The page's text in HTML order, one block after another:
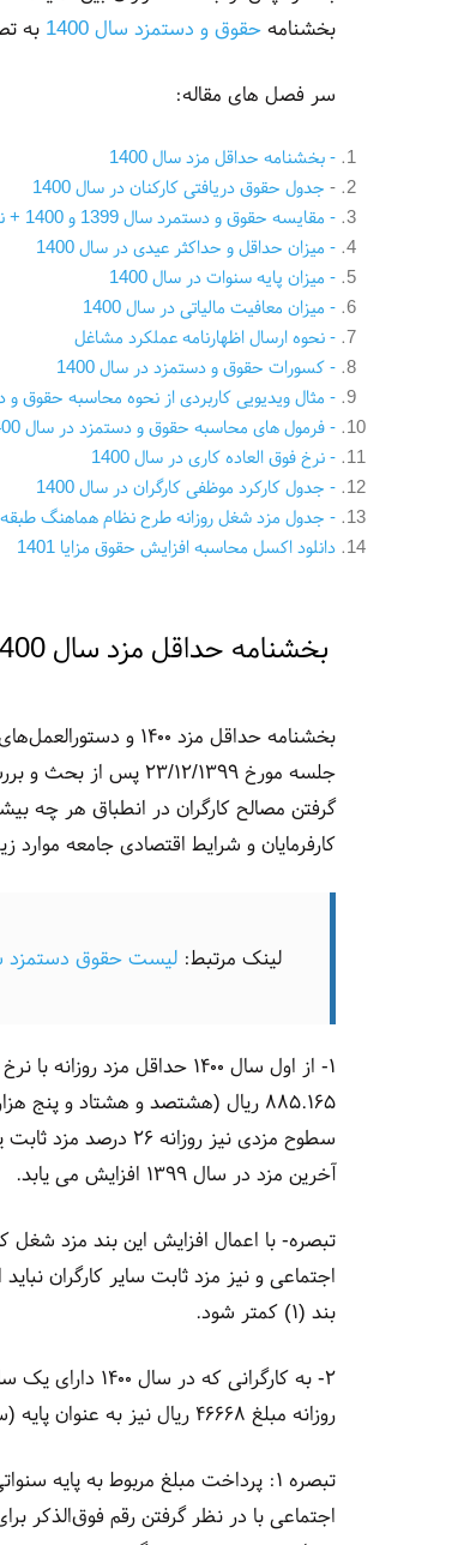
بخشنامه حقوق و دستمزد سال 1400 به
سر فصل های مقاله:
- بخشنامه حداقل مزد سال 1400
- جدول حقوق دریافتی کارکنان در سال 1400
- مقایسه حقوق و دستمرد سال 1399 و 1400 + نمودار
- میزان حداقل و حداکثر عیدی در سال 1400
- میزان پایه سنوات در سال 1400
- میزان معافیت مالیاتی در سال 1400
- نحوه ارسال اظهارنامه عملکرد مشاغل
- کسورات حقوق و دستمزد در سال 1400
- مثال ویدیویی کاربردی از نحوه محاسبه حقوق و
- فرمول های محاسبه حقوق و دستمزد در سال 1400
- نرخ فوق العاده کاری در سال 1400
- جدول کارکرد موظفی کارگران در سال 1400
- جدول مزد شغل روزانه طرح نظام هماهنگ
دانلود اکسل محاسبه افزایش حقوق مزایا 1401
بخشنامه حداقل مزد سال 1400
بخشنامه حداقل مزد
گرفتن مصالح کارگران در انطباق هر چه
کارفرمایان و شرایط اقتصادی جامعه موارد
لینک مرتبط: لیست حقوق دستمزد سال
۱- از اول سال ۱۴۰۰ حداقل
آخرین مزد در سال ۱۳۹۹ افزایش می یابد.
تبصره- با اعمال افزایش این بند مزد
بند (۱) کمتر شود.
۲- به
روزانه مبلغ ۴۶۶۶۸ ریال نیز به عنوان پایه (سنوات) پرداخت خواهد شد.
تبصره ۱: پرداخت مبلغ مربوط به
اجتماعی با در نظر گرفتن رقم فوق‌الذکر